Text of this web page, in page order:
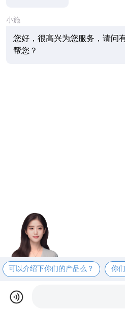
小施
您好，很高兴为您服务，请问
帮您？
可以介绍下你们的产品么？ 你